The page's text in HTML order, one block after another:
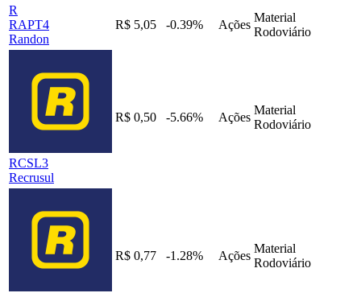
R
RAPT4
Randon
R$ 5,05 -0.39% Ações
Material
Rodoviário
RCSL3
Recrusul
R$ 0,50 -5.66% Ações
Material
Rodoviário
R$ 0,77 -1.28% Ações
Material
Rodoviário